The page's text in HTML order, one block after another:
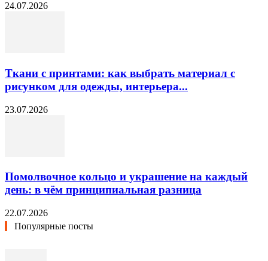
24.07.2026
Ткани с принтами: как выбрать материал с
рисунком для одежды, интерьера...
23.07.2026
Помолвочное кольцо и украшение на каждый
день: в чём принципиальная разница
22.07.2026
Популярные посты